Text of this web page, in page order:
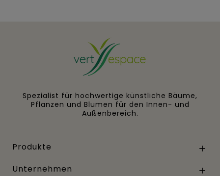
Spezialist für hochwertige künstliche Bäume,
Pflanzen und Blumen für den Innen- und
Außenbereich.
Produkte 
Unternehmen 